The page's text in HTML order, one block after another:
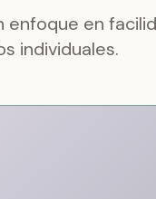
en
individuales.